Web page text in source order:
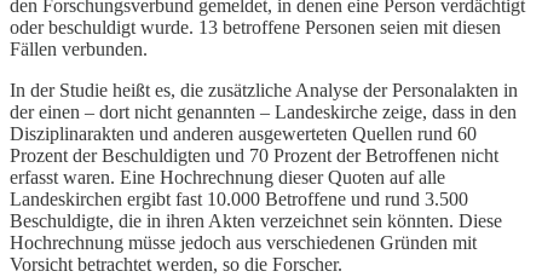
den Forschungsverbund gemeldet, in denen eine Person verdächtigt
oder beschuldigt wurde. 13 betroffene Personen seien mit diesen
Fällen verbunden.
In der Studie heißt es, die zusätzliche Analyse der Personalakten in
der einen – dort nicht genannten – Landeskirche zeige, dass in den
Disziplinarakten und anderen ausgewerteten Quellen rund 60
Prozent der Beschuldigten und 70 Prozent der Betroffenen nicht
erfasst waren. Eine Hochrechnung dieser Quoten auf alle
Landeskirchen ergibt fast 10.000 Betroffene und rund 3.500
Beschuldigte, die in ihren Akten verzeichnet sein könnten. Diese
Hochrechnung müsse jedoch aus verschiedenen Gründen mit
Vorsicht betrachtet werden, so die Forscher.